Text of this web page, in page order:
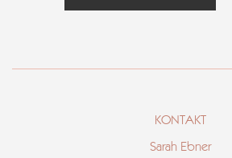
KONTAKT
Sarah Ebner